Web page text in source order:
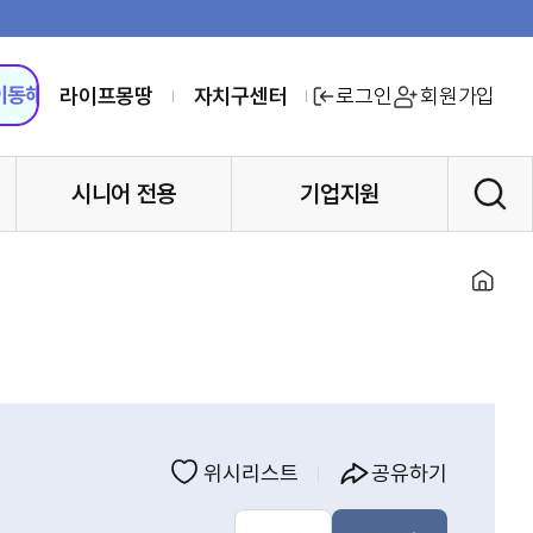
라이프몽땅 자치구센터 로그인 회원가입
시니어 전용 기업지원
홈
위시리스트 공유하기